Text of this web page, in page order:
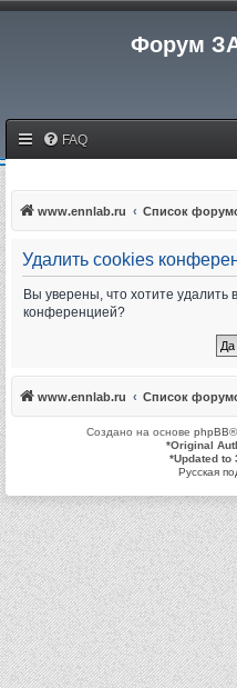
Форум
FAQ
www.ennlab.ru Список
Удалить cookies
Вы уверены, что хотите удалить
конференцией?
www.ennlab.ru Список
Создано на основе phpBB
*Original
*Updated to
Русская